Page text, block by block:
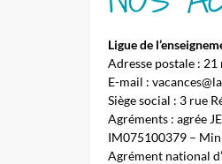
Ligue de
Adresse postale : 21
E-mail :
Siège social : 3 rue
Agréments : agrée
IM075100379 –
Agrément national